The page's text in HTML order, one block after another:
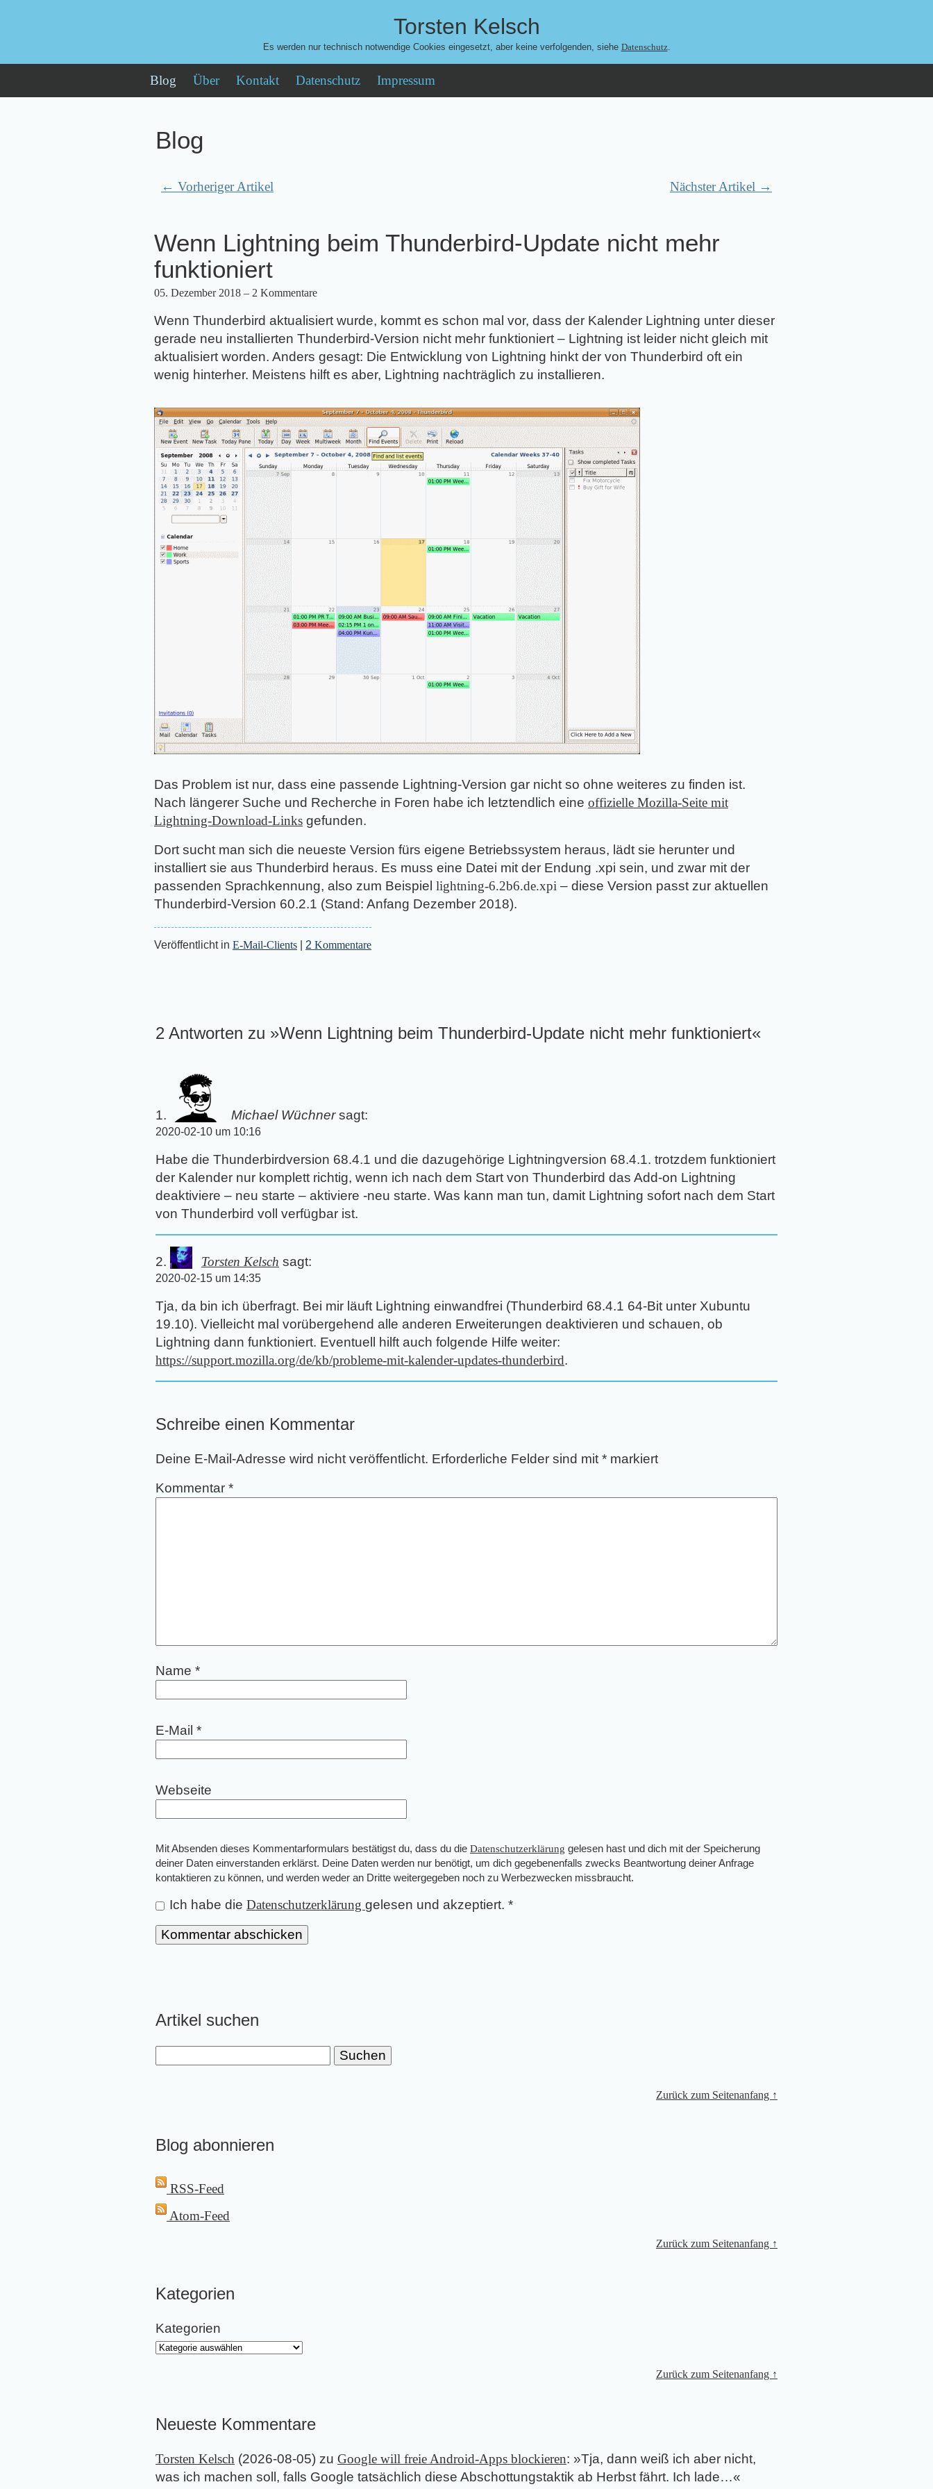
Torsten Kelsch
Es werden nur technisch notwendige Cookies eingesetzt, aber keine verfolgenden, siehe Datenschutz.
Blog Über Kontakt Datenschutz Impressum
Blog
← Vorheriger Artikel Nächster Artikel →
Wenn Lightning beim Thunderbird-Update nicht mehr
funktioniert
05. Dezember 2018 – 2 Kommentare
Wenn Thunderbird aktualisiert wurde, kommt es schon mal vor, dass der Kalender Lightning unter dieser
gerade neu installierten Thunderbird-Version nicht mehr funktioniert – Lightning ist leider nicht gleich mit
aktualisiert worden. Anders gesagt: Die Entwicklung von Lightning hinkt der von Thunderbird oft ein
wenig hinterher. Meistens hilft es aber, Lightning nachträglich zu installieren.
Das Problem ist nur, dass eine passende Lightning-Version gar nicht so ohne weiteres zu finden ist.
Nach längerer Suche und Recherche in Foren habe ich letztendlich eine offizielle Mozilla-Seite mit
Lightning-Download-Links gefunden.
Dort sucht man sich die neueste Version fürs eigene Betriebssystem heraus, lädt sie herunter und
installiert sie aus Thunderbird heraus. Es muss eine Datei mit der Endung .xpi sein, und zwar mit der
passenden Sprachkennung, also zum Beispiel lightning-6.2b6.de.xpi – diese Version passt zur aktuellen
Thunderbird-Version 60.2.1 (Stand: Anfang Dezember 2018).
Veröffentlicht in E-Mail-Clients 2 Kommentare
2 Antworten zu »Wenn Lightning beim Thunderbird-Update nicht mehr funktioniert«
Michael Wüchnersagt:
2020-02-10 um 10:16
Habe die Thunderbirdversion 68.4.1 und die dazugehörige Lightningversion 68.4.1. trotzdem funktioniert
der Kalender nur komplett richtig, wenn ich nach dem Start von Thunderbird das Add-on Lightning
deaktiviere – neu starte – aktiviere -neu starte. Was kann man tun, damit Lightning sofort nach dem Start
von Thunderbird voll verfügbar ist.
Torsten Kelsch sagt:
2020-02-15 um 14:35
Tja, da bin ich überfragt. Bei mir läuft Lightning einwandfrei (Thunderbird 68.4.1 64-Bit unter Xubuntu
19.10). Vielleicht mal vorübergehend alle anderen Erweiterungen deaktivieren und schauen, ob
Lightning dann funktioniert. Eventuell hilft auch folgende Hilfe weiter:
https://support.mozilla.org/de/kb/probleme-mit-kalender-updates-thunderbird.
Schreibe einen Kommentar
Deine E-Mail-Adresse wird nicht veröffentlicht. Erforderliche Felder sind mit * markiert
Kommentar *
Name *
E-Mail *
Webseite
Mit Absenden dieses Kommentarformulars bestätigst du, dass du die Datenschutzerklärung gelesen hast und dich mit der Speicherung
deiner Daten einverstanden erklärst. Deine Daten werden nur benötigt, um dich gegebenenfalls zwecks Beantwortung deiner Anfrage
kontaktieren zu können, und werden weder an Dritte weitergegeben noch zu Werbezwecken missbraucht.
Ich habe die Datenschutzerklärung gelesen und akzeptiert. *
Artikel suchen
Zurück zum Seitenanfang ↑
Blog abonnieren
RSS-Feed
Atom-Feed
Zurück zum Seitenanfang ↑
Kategorien
Kategorien
Zurück zum Seitenanfang ↑
Neueste Kommentare
Torsten Kelsch (2026-08-05) zu Google will freie Android-Apps blockieren: »Tja, dann weiß ich aber nicht,
was ich machen soll, falls Google tatsächlich diese Abschottungstaktik ab Herbst fährt. Ich lade…«